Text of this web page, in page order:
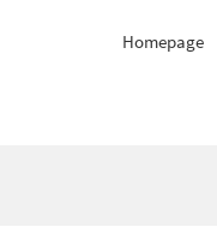
Homepage